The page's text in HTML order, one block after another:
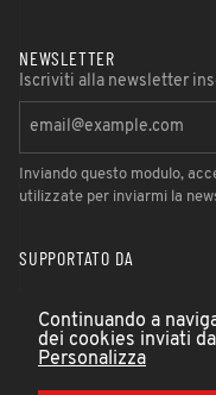
NEWSLETTER
Iscriviti alla newsletter
Inviando questo modulo,
utilizzate per inviarmi la
SUPPORTATO DA
Continuando a
dei cookies inviati
Personalizza